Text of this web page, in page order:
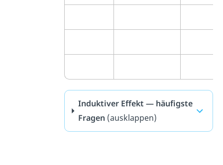
Induktiver Effekt — häufigste
Fragen (ausklappen)